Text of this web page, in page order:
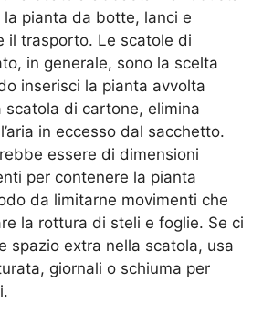
la pianta da botte, lanci e
il trasporto. Le scatole di
in generale, sono la scelta
inserisci la pianta avvolta
scatola di cartone, elimina
in eccesso dal sacchetto.
essere di dimensioni
per contenere la pianta
da limitarne movimenti che
la rottura di steli e foglie. Se ci
spazio extra nella scatola, usa
giornali o schiuma per